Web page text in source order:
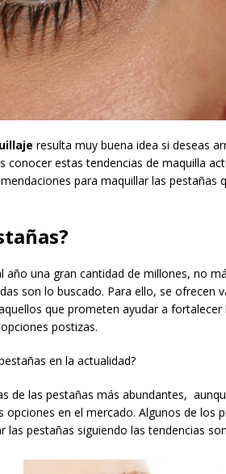
resulta muy buena idea si deseas
estas tendencias de maquilla
para maquillar las pestañas
una gran cantidad de millones, no
son lo buscado. Para ello, se ofrecen
que prometen ayudar a fortalecer
postizas.
en la actualidad?
de las pestañas más abundantes,
en el mercado. Algunos de los
pestañas siguiendo las tendencias